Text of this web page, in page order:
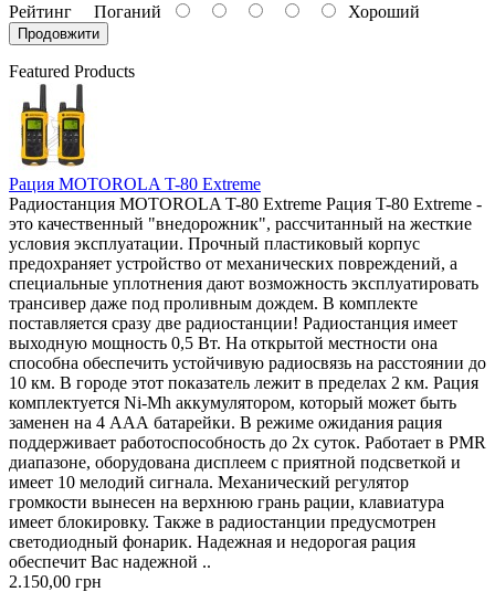
Рейтинг Поганий Хороший
Продовжити
Featured Products
Рация MOTOROLA T-80 Extreme
Радиостанция MOTOROLA T-80 Extreme Рация T-80 Extreme -
это качественный "внедорожник", рассчитанный на жесткие
условия эксплуатации. Прочный пластиковый корпус
предохраняет устройство от механических повреждений, а
специальные уплотнения дают возможность эксплуатировать
трансивер даже под проливным дождем. В комплекте
поставляется сразу две радиостанции! Радиостанция имеет
выходную мощность 0,5 Вт. На открытой местности она
способна обеспечить устойчивую радиосвязь на расстоянии до
10 км. В городе этот показатель лежит в пределах 2 км. Рация
комплектуется Ni-Mh аккумулятором, который может быть
заменен на 4 ААА батарейки. В режиме ожидания рация
поддерживает работоспособность до 2х суток. Работает в PMR
диапазоне, оборудована дисплеем с приятной подсветкой и
имеет 10 мелодий сигнала. Механический регулятор
громкости вынесен на верхнюю грань рации, клавиатура
имеет блокировку. Также в радиостанции предусмотрен
светодиодный фонарик. Надежная и недорогая рация
обеспечит Вас надежной ..
2.150,00 грн